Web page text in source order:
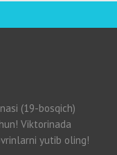
(19-bosqich)
Viktorinada
yutib oling!